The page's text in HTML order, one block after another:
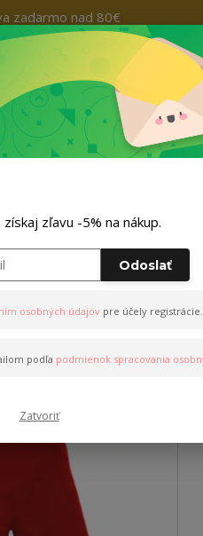
zadarmo nad 80€
zľavu -5% na nákup.
Odoslať
osobných údajovpre účely registrácie.
podľa podmienok spracovania
Zatvoriť